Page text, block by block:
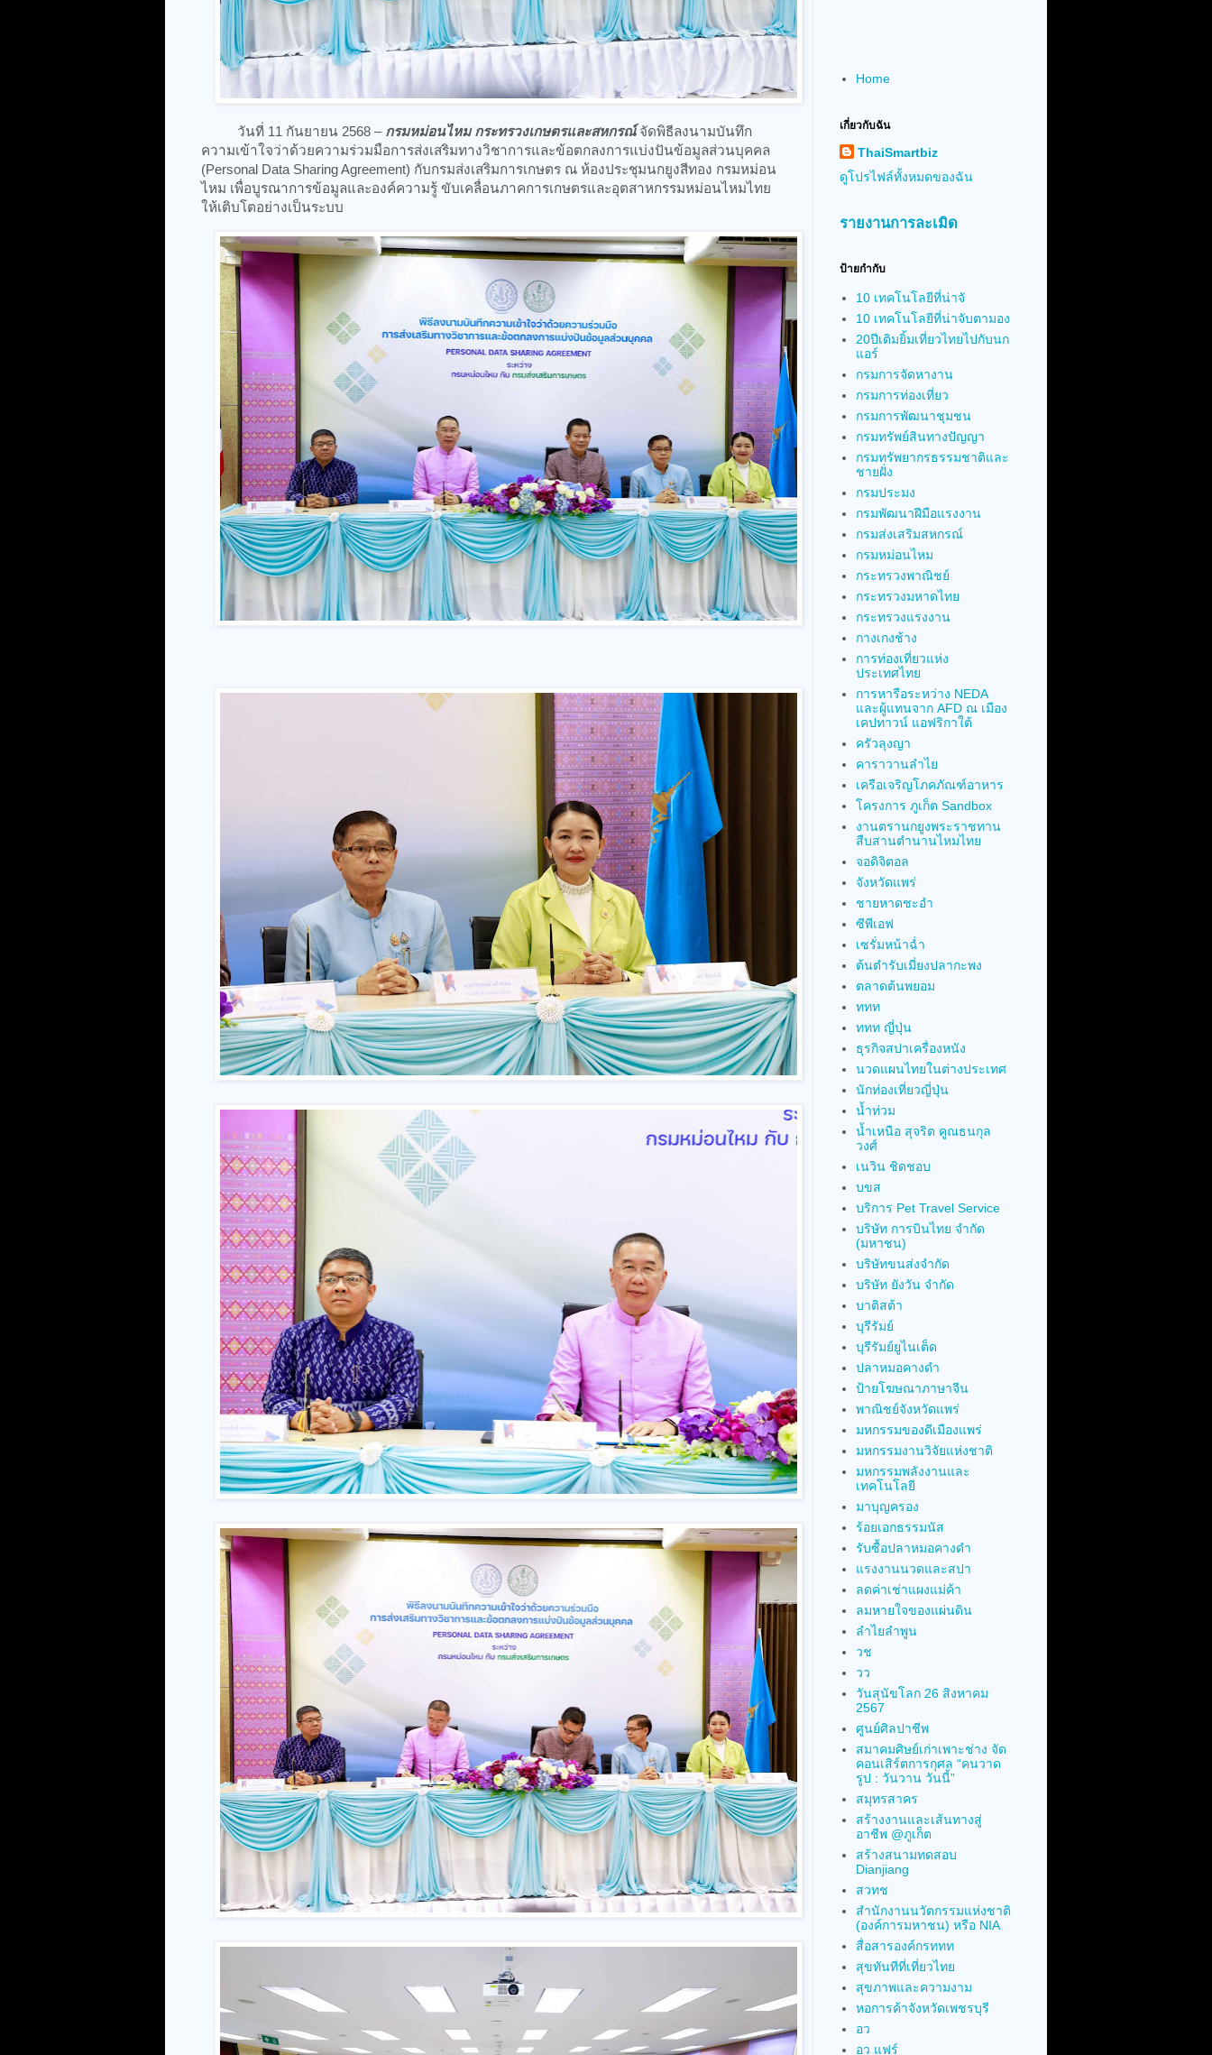
วันที่ 11 กันยายน 2568 – กรมหม่อนไหม กระทรวงเกษตรและสหกรณ์จัดพิธีลงนามบันทึก
ความเข้าใจว่าด้วยความร่วมมือการส่งเสริมทางวิชาการและข้อตกลงการแบ่งปันข้อมูลส่วนบุคคล
(Personal Data Sharing Agreement) กับกรมส่งเสริมการเกษตร ณ ห้องประชุมนกยูงสีทอง กรมหม่อน
ไหม เพื่อบูรณาการข้อมูลและองค์ความรู้ ขับเคลื่อนภาคการเกษตรและอุตสาหกรรมหม่อนไหมไทย
ให้เติบโตอย่างเป็นระบบ
Home
เกี่ยวกับฉัน
ThaiSmartbiz
ดูโปรไฟล์ทั้งหมดของฉัน
รายงานการละเมิด
ป้ายกำกับ
10 เทคโนโลยีที่น่าจั
10 เทคโนโลยีที่น่าจับตามอง
20ปีเติมยิ้มเที่ยวไทยไปกับนก
แอร์
กรมการจัดหางาน
กรมการท่องเที่ยว
กรมการพัฒนาชุมชน
กรมทรัพย์สินทางปัญญา
กรมทรัพยากรธรรมชาติและ
ชายฝั่ง
กรมประมง
กรมพัฒนาฝีมือแรงงาน
กรมส่งเสริมสหกรณ์
กรมหม่อนไหม
กระทรวงพาณิชย์
กระทรวงมหาดไทย
กระทรวงแรงงาน
กางเกงช้าง
การท่องเที่ยวแห่ง
ประเทศไทย
การหารือระหว่าง NEDA
และผู้แทนจาก AFD ณ เมือง
เคปทาวน์ แอฟริกาใต้
ครัวลุงญา
คาราวานลำไย
เครือเจริญโภคภัณฑ์อาหาร
โครงการ ภูเก็ต Sandbox
งานตรานกยูงพระราชทาน
สืบสานตำนานไหมไทย
จอดิจิตอล
จังหวัดแพร่
ชายหาดชะอำ
ซีพีเอฟ
เซรั่มหน้าฉ่ำ
ต้นตำรับเมี่ยงปลากะพง
ตลาดต้นพยอม
ททท
ททท ญี่ปุ่น
ธุรกิจสปาเครื่องหนัง
นวดแผนไทยในต่างประเทศ
นักท่องเที่ยวญี่ปุ่น
น้ำท่วม
น้ำเหนือ สุจริต คูณธนกุล
วงศ์
เนวิน ชิดชอบ
บขส
บริการ Pet Travel Service
บริษัท การบินไทย จำกัด
(มหาชน)
บริษัทขนส่งจำกัด
บริษัท ยังวัน จำกัด
บาติสต้า
บุรีรัมย์
บุรีรัมย์ยูไนเต็ด
ปลาหมอคางดำ
ป้ายโฆษณาภาษาจีน
พาณิชย์จังหวัดแพร่
มหกรรมของดีเมืองแพร่
มหกรรมงานวิจัยแห่งชาติ
มหกรรมพลังงานและ
เทคโนโลยี
มาบุญครอง
ร้อยเอกธรรมนัส
รับซื้อปลาหมอคางดำ
แรงงานนวดและสปา
ลดค่าเช่าแผงแม่ค้า
ลมหายใจของแผ่นดิน
ลำไยลำพูน
วช
วว
วันสุนัขโลก 26 สิงหาคม
2567
ศูนย์ศิลปาชีพ
สมาคมศิษย์เก่าเพาะช่าง จัด
คอนเสิร์ตการกุศล “คนวาด
รูป : วันวาน วันนี้”
สมุทรสาคร
สร้างงานและเส้นทางสู่
อาชีพ @ภูเก็ต
สร้างสนามทดสอบ
Dianjiang
สวทช
สำนักงานนวัตกรรมแห่งชาติ
(องค์การมหาชน) หรือ NIA
สื่อสารองค์กรททท
สุขทันทีที่เที่ยวไทย
สุขภาพและความงาม
หอการค้าจังหวัดเพชรบุรี
อว
อว แฟร์